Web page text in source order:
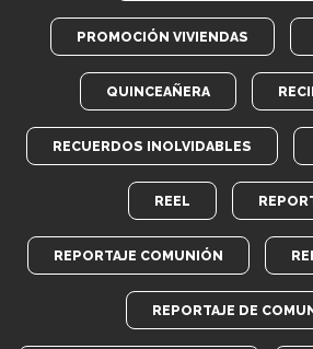
PROMOCIÓN VIVIENDAS
QUINCEAÑERA
RECUERDOS INOLVIDABLES
REEL
REPORTAJE COMUNIÓN
REPORTAJE DE